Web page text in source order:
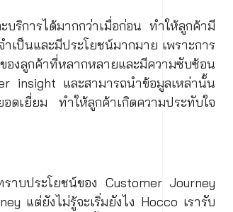
ริการได้มากกว่าเมื่อก่อน ทำให้ลูกค้ามี
เป็นและมีประโยชน์มากมาย เพราะการ
งลูกค้าที่หลากหลายและมีความซับซ้อน
insight และสามารถนำข้อมูลเหล่านั้น
ดเยี่ยม ทำให้ลูกค้าเกิดความประทับใจ
าบประโยชน์ของ Customer Journey
แต่ยังไม่รู้จะเริ่มยังไง Hocco เรารับ